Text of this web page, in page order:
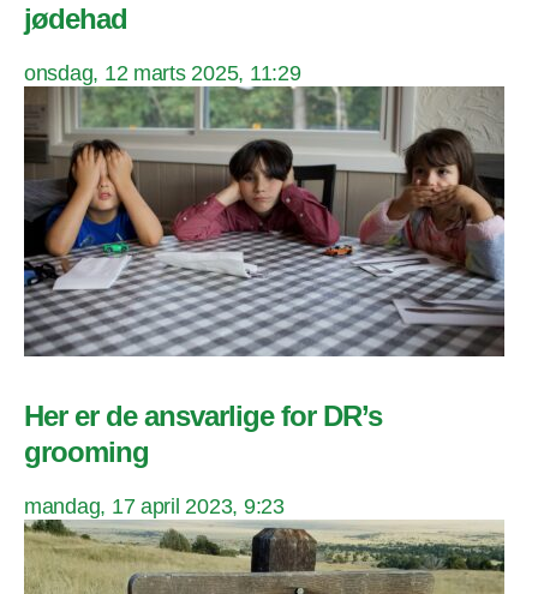
jødehad
onsdag, 12 marts 2025, 11:29
Her er de ansvarlige for DR’s
grooming
mandag, 17 april 2023, 9:23